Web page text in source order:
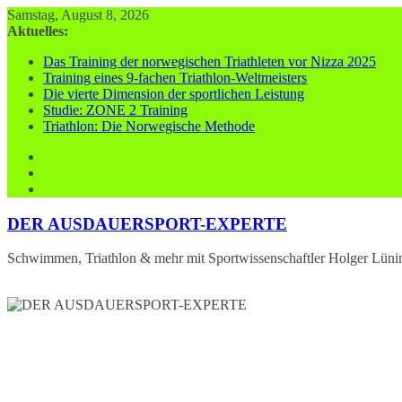
Zum
Inhalt
Samstag, August 8, 2026
Aktuelles:
Das Training der norwegischen Triathleten vor Nizza 2025
Training eines 9-fachen Triathlon-Weltmeisters
Die vierte Dimension der sportlichen Leistung
Studie: ZONE 2 Training
Triathlon: Die Norwegische Methode
DER AUSDAUERSPORT-EXPERTE
Schwimmen, Triathlon & mehr mit Sportwissenschaftler Holger